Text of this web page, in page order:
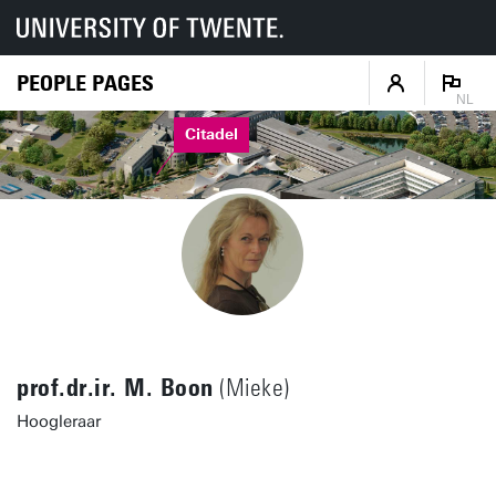
PEOPLE PAGES
NL
Citadel
prof.dr.ir. M. Boon (Mieke)
Hoogleraar